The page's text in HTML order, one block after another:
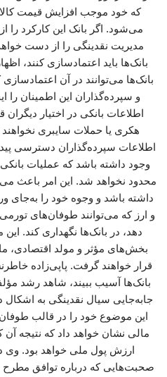
که خود موجب افزایش قیمت
می‌شود. اگر بانک این کارکرد را
مدیریت نقدینگی را از دست خواهد
بانک‌ها باید اعتمادسازی کنند،
بانک‌ها می‌توانند در آن
و سپرده‌گذاران این اطمینان را
اطلاعات بانکی در اختیار
هکری یا حملات سایبری
اطلاعات سپرده‌گذاران دسترسی
وجود داشته باشد که عملیات
محدود نخواهد شد. این امر باعث
داشته باشد و وجوه خود را به‌جای
و ارز که می‌توانند طوفان‌های
دهد، در بانک‌ها نگهداری کند. این
بخش‌های مؤثر و مولد اقتصادی،
قرار خواهند گرفت. پاپی‌زاده
بانک‌ها آسیب ببیند، شاهد رشد
جابه‌جایی سیال نقدینگی به اشکال
این موضوع خود را در قالب
مالی نشان خواهد داد که نتیجه
ارزش پول ملی خواهد بود. وی
صحبت‌هایی که درباره توافق